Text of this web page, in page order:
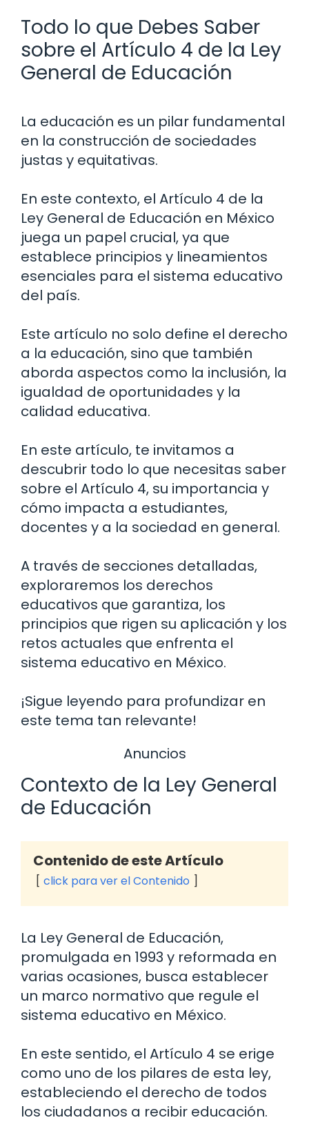
Todo lo que Debes Saber
sobre el Artículo 4 de la Ley
General de Educación
La educación es un pilar fundamental
en la construcción de sociedades
justas y equitativas.
En este contexto, el Artículo 4 de la
Ley General de Educación en México
juega un papel crucial, ya que
establece principios y lineamientos
esenciales para el sistema educativo
del país.
Este artículo no solo define el derecho
a la educación, sino que también
aborda aspectos como la inclusión, la
igualdad de oportunidades y la
calidad educativa.
En este artículo, te invitamos a
descubrir todo lo que necesitas saber
sobre el Artículo 4, su importancia y
cómo impacta a estudiantes,
docentes y a la sociedad en general.
A través de secciones detalladas,
exploraremos los derechos
educativos que garantiza, los
principios que rigen su aplicación y los
retos actuales que enfrenta el
sistema educativo en México.
¡Sigue leyendo para profundizar en
este tema tan relevante!
Anuncios
Contexto de la Ley General
de Educación
Contenido de este Artículo
click para ver el Contenido
La Ley General de Educación,
promulgada en 1993 y reformada en
varias ocasiones, busca establecer
un marco normativo que regule el
sistema educativo en México.
En este sentido, el Artículo 4 se erige
como uno de los pilares de esta ley,
estableciendo el derecho de todos
los ciudadanos a recibir educación.